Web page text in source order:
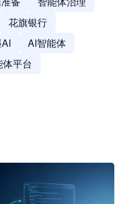
花旗银行
AI智能体
平台